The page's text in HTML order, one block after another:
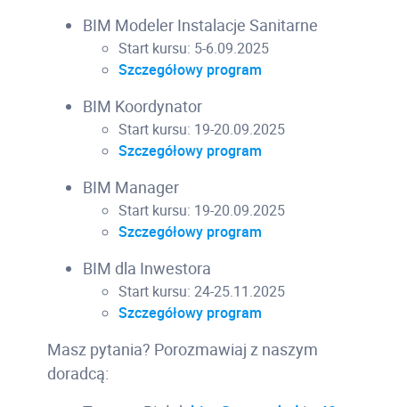
BIM Modeler Instalacje Sanitarne
Start kursu: 5-6.09.2025
Szczegółowy program
BIM Koordynator
Start kursu: 19-20.09.2025
Szczegółowy program
BIM Manager
Start kursu: 19-20.09.2025
Szczegółowy program
BIM dla Inwestora
Start kursu: 24-25.11.2025
Szczegółowy program
Masz pytania? Porozmawiaj z naszym
doradcą: